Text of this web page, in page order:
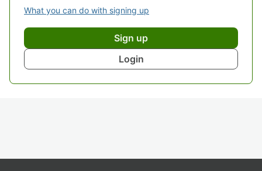
What you can do with signing up
Sign up
Login